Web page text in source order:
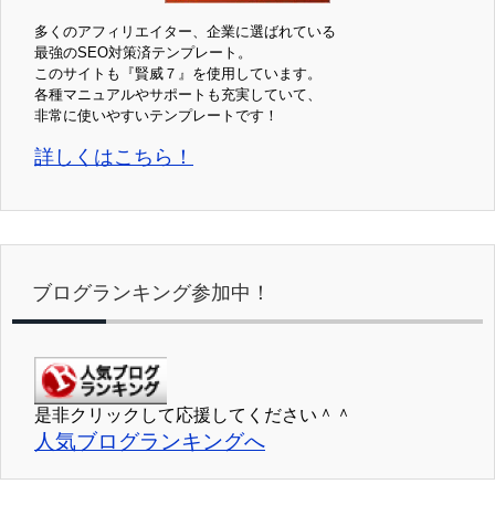
多くのアフィリエイター、企業に選ばれている
最強のSEO対策済テンプレート。
このサイトも『賢威７』を使用しています。
各種マニュアルやサポートも充実していて、
非常に使いやすいテンプレートです！
詳しくはこちら！
ブログランキング参加中！
是非クリックして応援してください＾＾
人気ブログランキングへ